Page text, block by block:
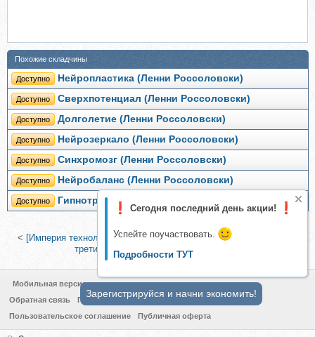
Сегодня последний день акции!
Успейте поучаствовать.
Подробности ТУТ
Похожие складчины
Доступно Нейропластика (Ленни Россоловски)
Доступно Сверхпотенциал (Ленни Россоловски)
Доступно Долголетие (Ленни Россоловски)
Доступно Нейрозеркало (Ленни Россоловски)
Доступно Синхромозг (Ленни Россоловски)
Доступно Нейробаланс (Ленни Россоловски)
Доступно Гипнотранс (Ленни Россоловски)
< [Империя технологий] Снайпер (Денис Чернов)|
третий уровень (Ленни Россоловски)
Мобильная версия
Обратная связь
Политика конфиденциальности
Пользовательское соглашение
Публичная оферта
Зарегистрируйся и начни экономить!